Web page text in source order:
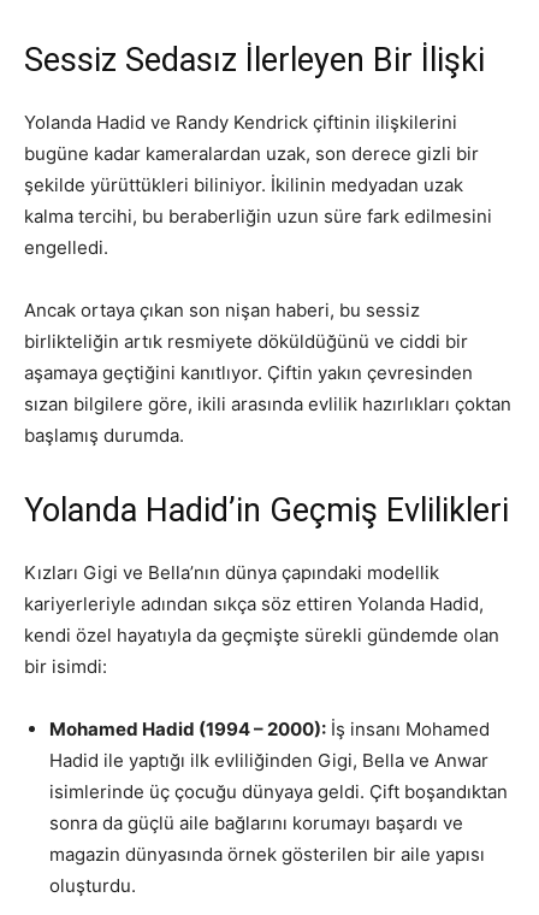
Sessiz Sedasız İlerleyen Bir İlişki
Yolanda Hadid ve Randy Kendrick çiftinin ilişkilerini
bugüne kadar kameralardan uzak, son derece gizli bir
şekilde yürüttükleri biliniyor. İkilinin medyadan uzak
kalma tercihi, bu beraberliğin uzun süre fark edilmesini
engelledi.
Ancak ortaya çıkan son nişan haberi, bu sessiz
birlikteliğin artık resmiyete döküldüğünü ve ciddi bir
aşamaya geçtiğini kanıtlıyor. Çiftin yakın çevresinden
sızan bilgilere göre, ikili arasında evlilik hazırlıkları çoktan
başlamış durumda.
Yolanda Hadid’in Geçmiş Evlilikleri
Kızları Gigi ve Bella’nın dünya çapındaki modellik
kariyerleriyle adından sıkça söz ettiren Yolanda Hadid,
kendi özel hayatıyla da geçmişte sürekli gündemde olan
bir isimdi:
Mohamed Hadid (1994 – 2000): İş insanı Mohamed
Hadid ile yaptığı ilk evliliğinden Gigi, Bella ve Anwar
isimlerinde üç çocuğu dünyaya geldi. Çift boşandıktan
sonra da güçlü aile bağlarını korumayı başardı ve
magazin dünyasında örnek gösterilen bir aile yapısı
oluşturdu.